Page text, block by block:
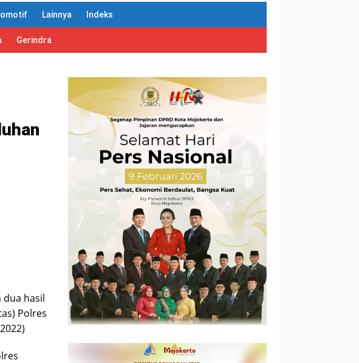
Lainnya Indeks
Gerindra
dua hasil
Polres